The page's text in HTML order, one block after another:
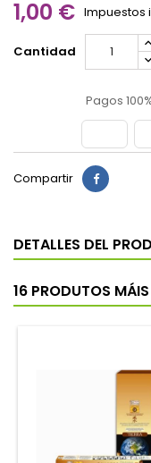
1,00 € Impuestos
Cantidad
Pagos
Compartir
DETALLES DEL
16 PRODUTOS